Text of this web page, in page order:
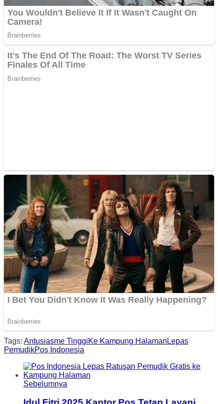
Tags: Antusiasme TinggiKe Kampung Halaman Lepas
PemudikPos Indonesia
Sebelumnya